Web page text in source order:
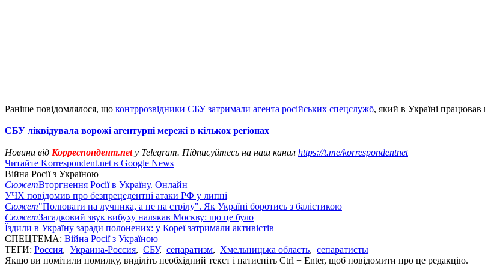
Раніше повідомлялося, що контррозвідники СБУ затримали агента російських спецслужб, який в Україні працював
СБУ ліквідувала ворожі агентурні мережі в кількох регіонах
Новини від Корреспондент.netу Telegram. Підписуйтесь на наш канал https://t.me/korrespondentnet
Читайте Korrespondent.net в Google News
Війна Росії з Україною
СюжетВторгнення Росії в Україну. Онлайн
УЧХ повідомив про безпрецедентні атаки РФ у липні
Сюжет"Полювати на лучника, а не на стрілу". Як Україні боротись з балістикою
СюжетЗагадковий звук вибуху налякав Москву: що це було
Їздили в Україну заради полонених: у Кореї затримали активістів
СПЕЦТЕМА: Війна Росії з Україною
ТЕГИ: Россия, Украина-Россия, СБУ, сепаратизм, Хмельницька область, сепаратисты
Якщо ви помітили помилку, виділіть необхідний текст і натисніть Ctrl + Enter, щоб повідомити про це редакцію.